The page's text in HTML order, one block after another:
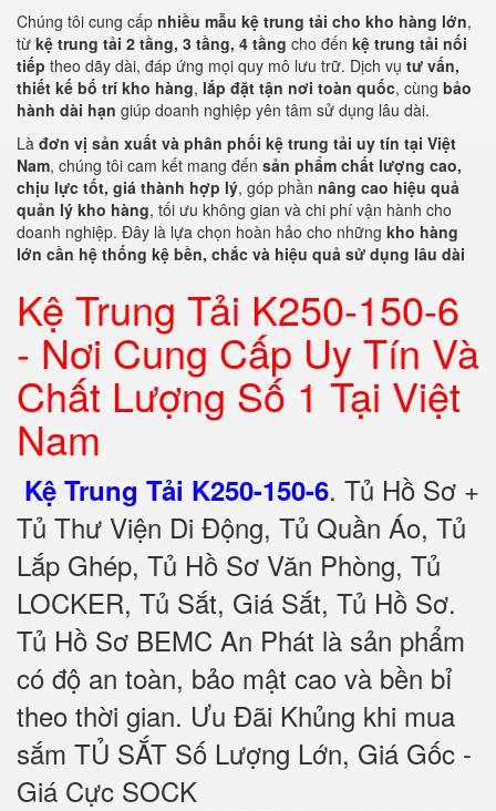
Chúng tôi cung cấp nhiều mẫu kệ trung tải cho kho hàng lớn,
từ kệ trung tải 2 tầng, 3 tầng, 4 tầng cho đến kệ trung tải nối
tiếp theo dãy dài, đáp ứng mọi quy mô lưu trữ. Dịch vụ tư vấn,
thiết kế bố trí kho hàng, lắp đặt tận nơi toàn quốc, cùng bảo
hành dài hạn giúp doanh nghiệp yên tâm sử dụng lâu dài.
Là đơn vị sản xuất và phân phối kệ trung tải uy tín tại Việt
Nam, chúng tôi cam kết mang đến sản phẩm chất lượng cao,
chịu lực tốt, giá thành hợp lý, góp phần nâng cao hiệu quả
quản lý kho hàng, tối ưu không gian và chi phí vận hành cho
doanh nghiệp. Đây là lựa chọn hoàn hảo cho những kho hàng
lớn cần hệ thống kệ bền, chắc và hiệu quả sử dụng lâu dài
Kệ Trung Tải K250-150-6
- Nơi Cung Cấp Uy Tín Và
Chất Lượng Số 1 Tại Việt
Nam
Kệ Trung Tải K250-150-6. Tủ Hồ Sơ +
Tủ Thư Viện Di Động, Tủ Quần Áo, Tủ
Lắp Ghép, Tủ Hồ Sơ Văn Phòng, Tủ
LOCKER, Tủ Sắt, Giá Sắt, Tủ Hồ Sơ.
Tủ Hồ Sơ BEMC An Phát là sản phẩm
có độ an toàn, bảo mật cao và bền bỉ
theo thời gian. Ưu Đãi Khủng khi mua
sắm TỦ SẮT Số Lượng Lớn, Giá Gốc -
Giá Cực SOCK